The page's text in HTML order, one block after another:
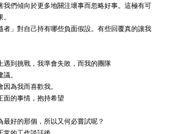
我們傾向於更多地關注壞事而忽略好事。這極有可
者」對自己持有哪些負面假設。有些回覆真的讓我
遇到挑戰，我準會失敗，而我的團隊
。
為我而喜歡我。
面的事情，抱持希望
最好的那個，所以又何必嘗試呢？